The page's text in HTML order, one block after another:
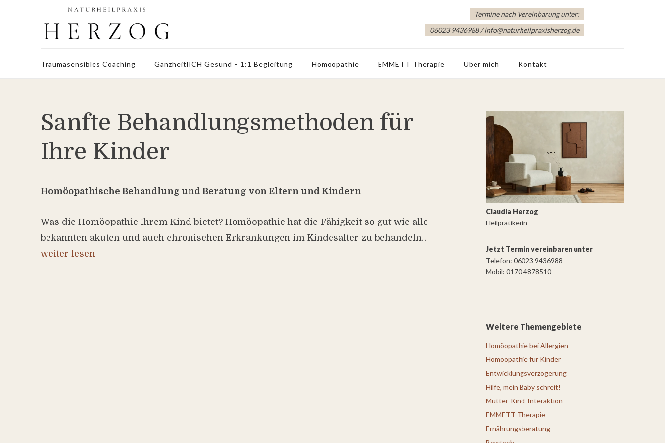
Termine nach Vereinbarung unter:
06023 9436988 / info@naturheilpraxisherzog.de
Traumasensibles Coaching GanzheitlICH Gesund – 1:1 Begleitung Homöopathie EMMETT Therapie Über mich Kontakt
Sanfte Behandlungsmethoden für
Ihre Kinder
Homöopathische Behandlung und Beratung von Eltern und Kindern
Was die Homöopathie Ihrem Kind bietet? Homöopathie hat die Fähigkeit so gut wie alle
bekannten akuten und auch chronischen Erkrankungen im Kindesalter zu behandeln…
weiter lesen
Claudia Herzog
Heilpratikerin
Jetzt Termin vereinbaren unter
Telefon: 06023 9436988
Mobil: 0170 4878510
Weitere Themengebiete
Homöopathie bei Allergien
Homöopathie für Kinder
Entwicklungsverzögerung
Hilfe, mein Baby schreit!
Mutter-Kind-Interaktion
EMMETT Therapie
Ernährungsberatung